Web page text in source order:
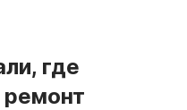
где